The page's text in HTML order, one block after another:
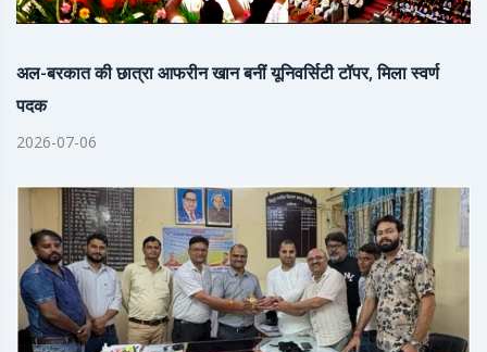
अल-बरकात की छात्रा आफरीन खान बनीं यूनिवर्सिटी टॉपर, मिला स्वर्ण
पदक
2026-07-06